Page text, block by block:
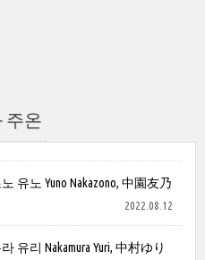
주온
유노 Yuno Nakazono, 中園友乃
2022.08.12
유리 Nakamura Yuri, 中村ゆり